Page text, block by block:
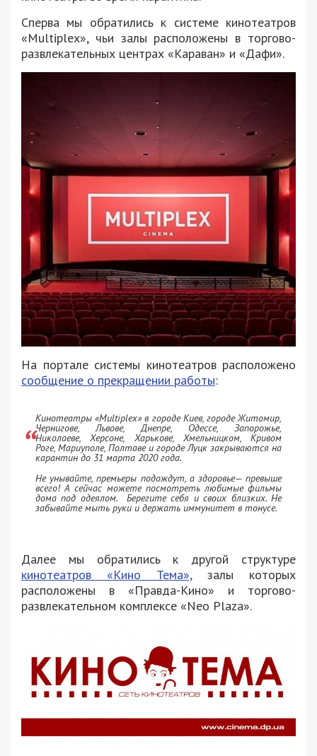
Сперва мы обратились к системе кинотеатров
«Multiplex», чьи залы расположены в торгово-
развлекательных центрах «Караван» и «Дафи».
На портале системы кинотеатров расположено
сообщение о прекращении работы:
Кинотеатры «Multiplex» в городе Киев, городе Житомир,
Чернигове, Львове, Днепре, Одессе, Запорожье,
Николаеве, Херсоне, Харькове, Хмельницком, Кривом
Роге, Мариуполе, Полтаве и городе Луцк закрываются на
карантин до 31 марта 2020 года.
Не унывайте, премьеры подождут, а здоровье— превыше
всего! А сейчас можете посмотреть любимые фильмы
дома под одеялом. Берегите себя и своих близких. Не
забывайте мыть руки и держать иммунитет в тонусе.
Далее мы обратились к другой структуре
кинотеатров «Кино Тема»,залы которых
расположены в «Правда-Кино» и торгово-
развлекательном комплексе «Neo Plaza».